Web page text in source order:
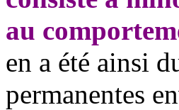
au
en a été ainsi
permanentes